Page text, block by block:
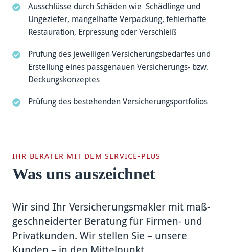
Ausschlüsse durch Schäden wie Schäd­linge und
Ungeziefer, mangel­hafte Verpackung, fehler­hafte
Restau­ration, Erpressung oder Ver­schleiß
Prüfung des jeweiligen Ver­sicherungs­bedarfes und
Erstellung eines pass­genauen Versiche­rungs- bzw.
Deckungs­konzeptes
Prüfung des beste­henden Ver­sicherungs­port­folios
IHR BERATER MIT DEM SERVICE-PLUS
Was uns auszeichnet
Wir sind Ihr Versicherungs­makler mit maß­
geschnei­derter Beratung für Firmen- und
Privat­kunden. Wir stellen Sie – unsere